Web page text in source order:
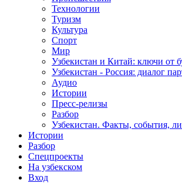
Технологии
Туризм
Культура
Спорт
Мир
Узбекистан и Китай: ключи от
Узбекистан - Россия: диалог
Аудио
Истории
Пресс-релизы
Разбор
Узбекистан. Факты, события,
Истории
Разбор
Спецпроекты
На узбекском
Вход